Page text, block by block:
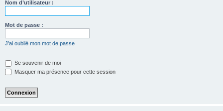
Nom d’utilisateur :
Mot de passe :
J’ai oublié mon mot de passe
Se souvenir de moi
Masquer ma présence pour cette session